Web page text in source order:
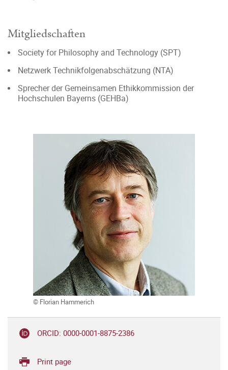
Mitgliedschaften
Society for Philosophy and Technology (SPT)
Netzwerk Technikfolgenabschätzung (NTA)
Sprecher der Gemeinsamen Ethikkommission der
Hochschulen Bayerns (GEHBa)
© Florian Hammerich
ORCID: 0000-0001-8875-2386
Print page